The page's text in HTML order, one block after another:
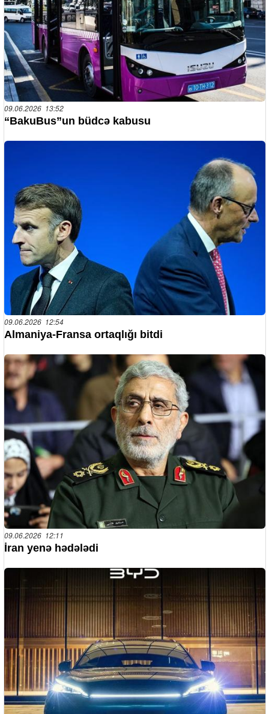
09.06.2026 13:52
“BakuBus”un büdcə kabusu
09.06.2026 12:54
Almaniya-Fransa ortaqlığı bitdi
09.06.2026 12:11
İran yenə hədələdi